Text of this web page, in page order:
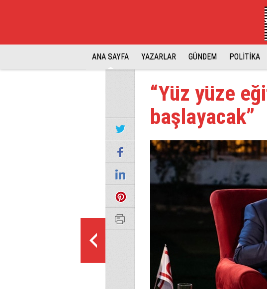
ANA SAYFA YAZARLAR GÜNDEM POLİTİKA
“Yüz yüze
başlayacak”